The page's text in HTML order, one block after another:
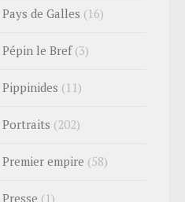
Pays de Galles (16)
Pépin le Bref(3)
Pippinides (11)
Portraits (202)
Premier empire (58)
Presse (1)